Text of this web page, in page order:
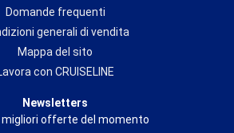
Domande frequenti
generali di vendita
Mappa del sito
con CRUISELINE
Newsletters
migliori offerte del momento